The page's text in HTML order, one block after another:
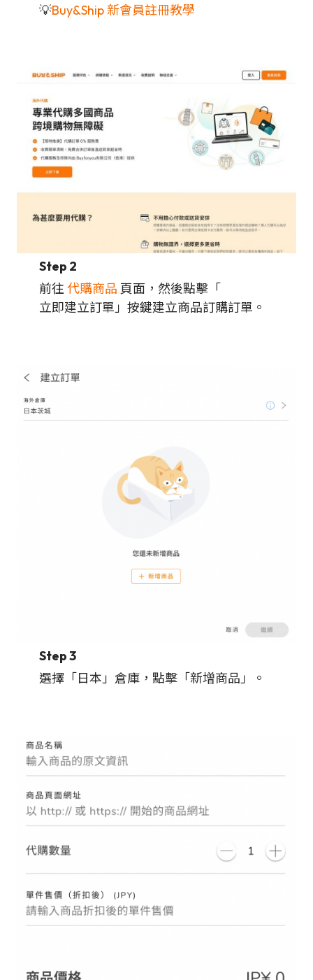
💡Buy&Ship 新會員註冊教學
Step 2
前往 代購商品 頁面，然後點擊「
立即建立訂單」按鍵建立商品訂購訂單。
Step 3
選擇「日本」倉庫，點擊「新增商品」。